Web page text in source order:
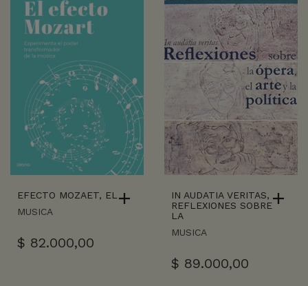
EFECTO MOZAET, EL
MUSICA
$ 82.000,00
IN AUDATIA VERITAS,
REFLEXIONES SOBRE
LA
MUSICA
$ 89.000,00